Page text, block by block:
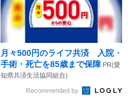
月々500円のライフ共済 入院・
手術・死亡を85歳まで保障 PR(愛
知県共済生活協同組合)
Recommended by